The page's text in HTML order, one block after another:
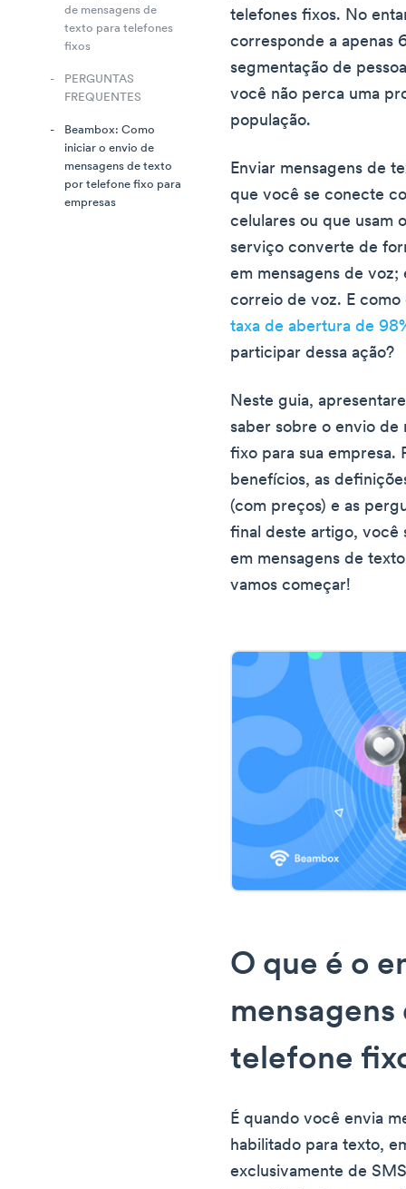
de mensagens de
texto para telefones
fixos
PERGUNTAS
FREQUENTES
Beambox: Como
iniciar o envio de
mensagens de texto
por telefone fixo para
empresas
telefones fixos. No
corresponde a apenas
segmentação de
você não perca uma
população.
Enviar mensagens de
que você se conecte
celulares ou que usam
serviço converte de
em mensagens de
correio de voz. E
taxa de abertura de
participar dessa ação?
Neste guia,
saber sobre o envio de
fixo para sua empresa.
benefícios, as
(com preços) e as
final deste artigo, você
em mensagens de
vamos começar!
O que é o
telefone
É quando você envia
habilitado para texto,
exclusivamente de